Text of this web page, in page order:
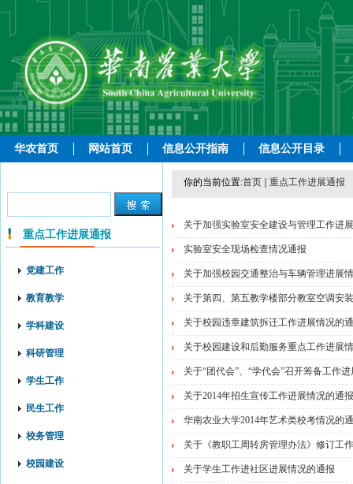
华农首页 网站首页 信息公开指南 信息公开目录
重点工作进展通报
党建工作
教育教学
学科建设
科研管理
学生工作
民生工作
校务管理
校园建设
你的当前位置:首页 重点工作进展通报
关于加强实验室安全建设与管理工作进
实验室安全现场检查情况通报
关于加强校园交通整治与车辆管理进展
关于第四、第五教学楼部分教室空调安
关于校园违章建筑拆迁工作进展情况的
关于校园建设和后勤服务重点工作进展
关于“团代会”、“学代会”召开筹备工作
关于2014年招生宣传工作进展情况的通报
华南农业大学2014年艺术类校考情况的
关于《教职工周转房管理办法》修订工
关于学生工作进社区进展情况的通报